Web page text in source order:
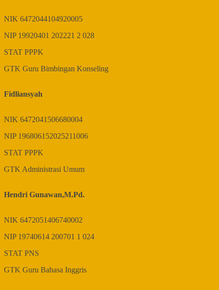
NIK 6472044104920005
NIP 19920401 202221 2 028
STAT PPPK
GTK Guru Bimbingan Konseling
Fidliansyah
NIK 6472041506680004
NIP 196806152025211006
STAT PPPK
GTKAdministrasi Umum
Hendri Gunawan,M.Pd.
NIK 6472051406740002
NIP 19740614 200701 1 024
STAT PNS
GTK Guru Bahasa Inggris